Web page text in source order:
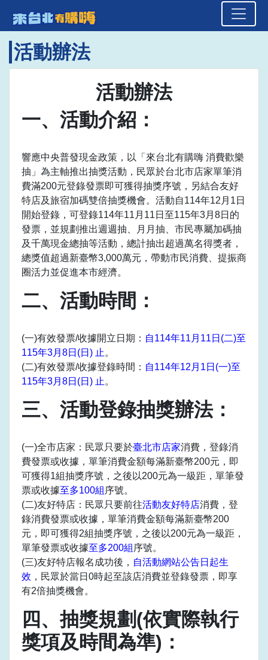
跳到主要內容區塊
活動辦法
活動辦法
一、活動介紹：
響應中央普發現金政策，以「來台北有購嗨 消費歡樂
抽」為主軸推出抽獎活動，民眾於台北市店家單筆消
費滿200元登錄發票即可獲得抽獎序號，另結合友好
特店及旅宿加碼雙倍抽獎機會。活動自114年12月1日
開始登錄，可登錄114年11月11日至115年3月8日的
發票，並規劃推出週週抽、月月抽、市民專屬加碼抽
及千萬現金總抽等活動，總計抽出超過萬名得獎者，
總獎值超過新臺幣3,000萬元，帶動市民消費、提振商
圈活力並促進本市經濟。
二、活動時間：
(一)有效發票/收據開立日期： 自114年11月11日(二)至
115年3月8日(日) 止 。
(二)有效發票/收據登錄時間： 自114年12月1日(一)至
115年3月8日(日) 止 。
三、活動登錄抽獎辦法：
(一)全市店家：民眾只要於臺北市店家消費，登錄消
費發票或收據，單筆消費金額每滿新臺幣200元，即
可獲得1組抽獎序號，之後以200元為一級距，單筆發
票或收據至多100組 序號。
(二)友好特店：民眾只要前往活動友好特店消費，登
錄消費發票或收據，單筆消費金額每滿新臺幣200
元，即可獲得2組抽獎序號，之後以200元為一級距，
單筆發票或收據至多200組 序號。
(三)友好特店報名成功後， 自活動網站公告日起生
效 ，民眾於當日0時起至該店消費並登錄發票，即享
有2倍抽獎機會。
四、抽獎規劃(依實際執行
獎項及時間為準)：